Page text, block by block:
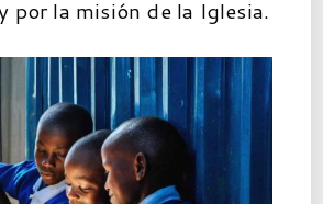
por la misión de la Iglesia.